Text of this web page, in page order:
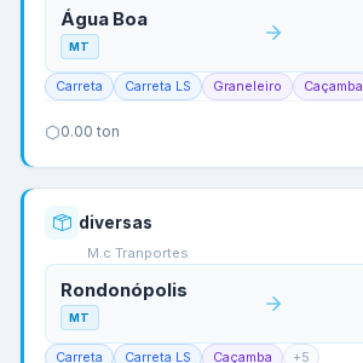
Água Boa
MT
Carreta Carreta LS Graneleiro Caçamba
0.00 ton
diversas
M.c Tranportes
Rondonópolis
MT
Carreta Carreta LS Caçamba +5